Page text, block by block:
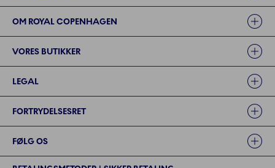
OM ROYAL COPENHAGEN
VORES BUTIKKER
LEGAL
FORTRYDELSESRET
FØLG OS